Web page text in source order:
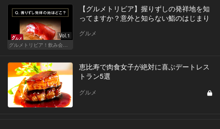
Vol.1
グルメトリビア！飲み会やデートで会話のネタになるQ＆A
【グルメトリビア】握りずしの発祥地を知
ってますか？意外と知らない鮨のはじまり
グルメ
恵比寿で肉食女子が絶対に喜ぶデートレス
トラン5選
グルメ